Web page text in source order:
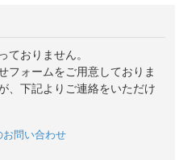
ておりません。
フォームをご用意しておりま
、下記よりご連絡をいただけ
お問い合わせ